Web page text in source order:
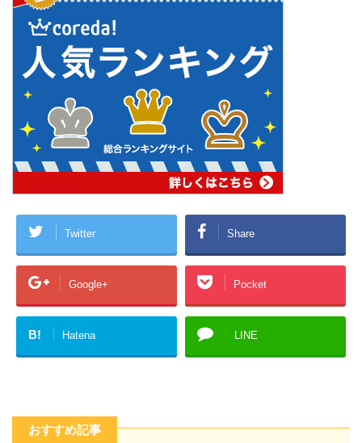
Twitter Share
Google+ Pocket
B! Hatena LINE
おすすめ記事